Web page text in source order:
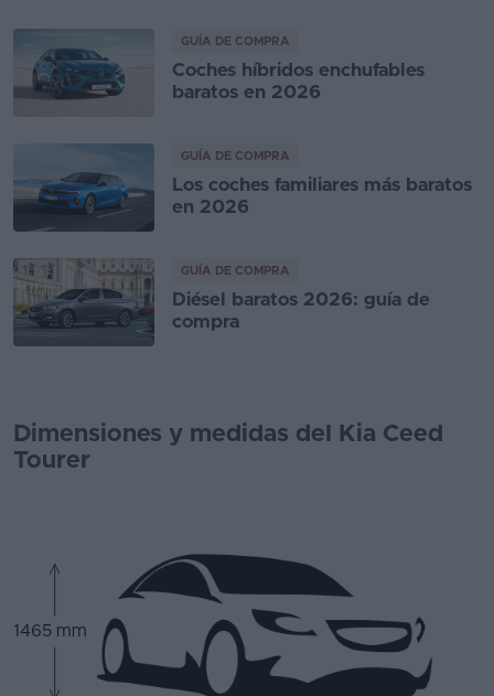
GUÍA DE COMPRA
Coches híbridos enchufables
baratos en 2026
GUÍA DE COMPRA
Los coches familiares más baratos
en 2026
GUÍA DE COMPRA
Diésel baratos 2026: guía de
compra
Dimensiones y medidas del Kia Ceed
Tourer
1465 mm